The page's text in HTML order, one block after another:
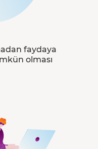
faydaya
olması